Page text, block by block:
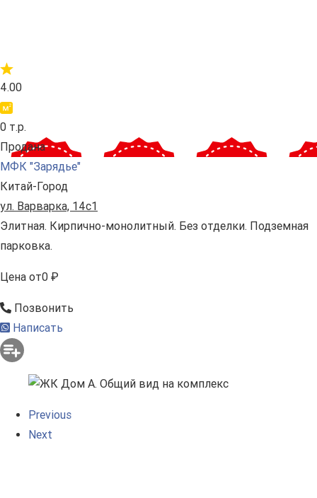
4.00
0 т.р.
Продана
МФК "Зарядье"
Китай-Город
ул. Варварка, 14с1
Элитная. Кирпично-монолитный. Без отделки. Подземная
парковка.
Цена от0 ₽
Позвонить
Написать
Previous
Next